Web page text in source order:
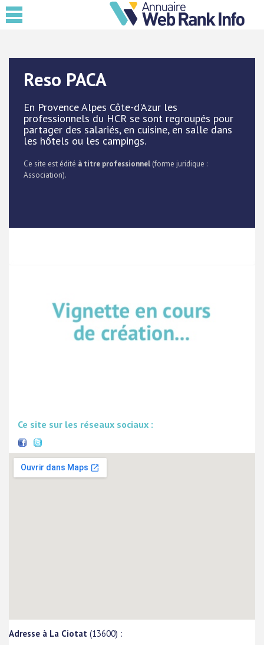
Reso PACA
En Provence Alpes Côte-d'Azur les
professionnels du HCR se sont regroupés pour
partager des salariés, en cuisine, en salle dans
les hôtels ou les campings.
Ce site est édité à titre professionnel (forme juridique :
Association).
Ce site sur les réseaux sociaux :
Adresse à La Ciotat (13600) :